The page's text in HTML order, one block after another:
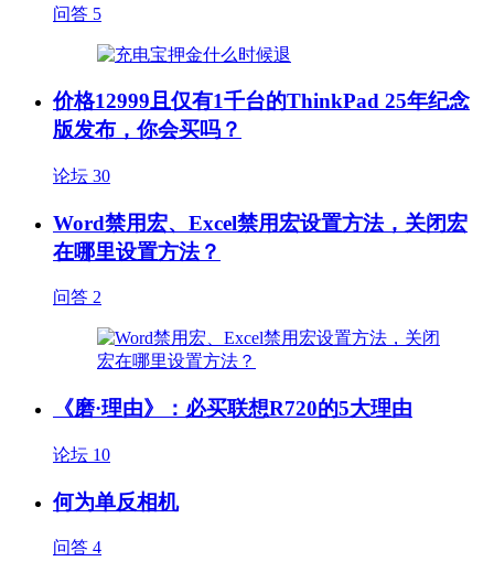
问答 5
价格12999且仅有1千台的ThinkPad 25年纪念
版发布，你会买吗？
论坛 30
Word禁用宏、Excel禁用宏设置方法，关闭宏
在哪里设置方法？
问答 2
《磨·理由》：必买联想R720的5大理由
论坛 10
何为单反相机
问答 4